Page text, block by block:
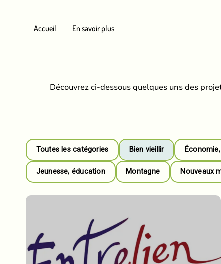
Accueil En savoir plus
Découvrez ci-dessous quelques uns des
Toutes les catégories Bien vieillir
Jeunesse, éducation Montagne Nouveaux